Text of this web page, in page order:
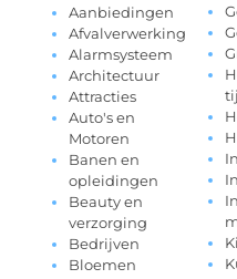
Aanbiedingen
Afvalverwerking
Alarmsysteem
Architectuur
Attracties
Auto's en
Motoren
Banen en
opleidingen
Beauty en
verzorging
Bedrijven
Bloemen